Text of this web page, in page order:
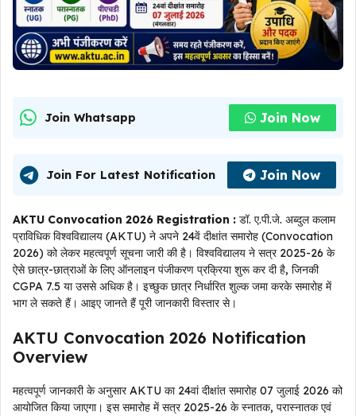
Join Whatsapp Join Now
Join For Latest Notification Join Now
AKTU Convocation 2026 Registration : डॉ. ए.पी.जे. अब्दुल कलाम
प्राविधिक विश्वविद्यालय (AKTU) ने अपने 24वें दीक्षांत समारोह (Convocation
2026) को लेकर महत्वपूर्ण सूचना जारी की है। विश्वविद्यालय ने सत्र 2025-26 के
ऐसे छात्र-छात्राओं के लिए ऑनलाइन पंजीकरण प्रक्रिया शुरू कर दी है, जिनकी
CGPA 7.5 या उससे अधिक है। इच्छुक छात्र निर्धारित शुल्क जमा करके समारोह में
भाग ले सकते हैं। आइए जानते हैं पूरी जानकारी विस्तार से।
AKTU Convocation 2026 Notification
Overview
महत्वपूर्ण जानकारी के अनुसार AKTU का 24वां दीक्षांत समारोह 07 जुलाई 2026 को
आयोजित किया जाएगा। इस समारोह में सत्र 2025-26 के स्नातक, परास्नातक एवं